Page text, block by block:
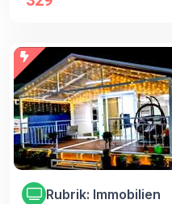
Rubrik: Immobilien